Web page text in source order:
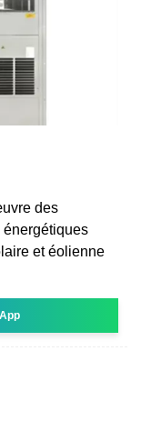
des
énergétiques
et éolienne